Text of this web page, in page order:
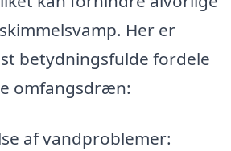
Her er
betydningsfulde fordele
omfangsdræn:
af vandproblemer: